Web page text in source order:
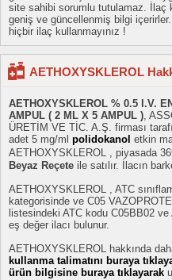
site sahibi sorumlu tutulamaz. İlaç
geniş ve güncellenmiş bilgi
hiçbir ilaç kullanmayınız !
AETHOXYSKLEROL
AETHOXYSKLEROL % 0.5 I.V.
AMPUL ( 2 ML X 5 AMPUL ),
ÜRETİM VE TİC. A.Ş. firması
adet 5 mg/ml polidokanol etkin
AETHOXYSKLEROL , piyasada
Beyaz Reçete ile satılır. İlacın
AETHOXYSKLEROL , ATC
kategorisinde ve C05
listesindeki ATC kodu C05BB02 ve
eş değer ilacı bulunur.
AETHOXYSKLEROL hakkında
kullanma talimatını buraya
ürün bilgisine buraya tıklayarak